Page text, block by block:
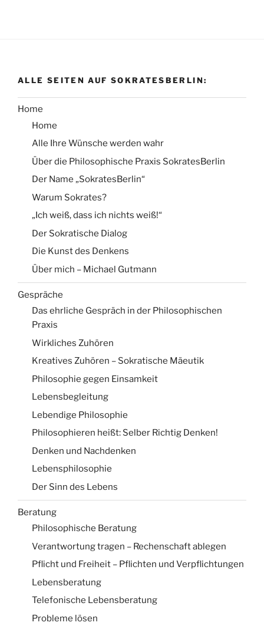
ALLE SEITEN AUF SOKRATESBERLIN:
Home
Home
Alle Ihre Wünsche werden wahr
Über die Philosophische Praxis SokratesBerlin
Der Name „SokratesBerlin“
Warum Sokrates?
„Ich weiß, dass ich nichts weiß!“
Der Sokratische Dialog
Die Kunst des Denkens
Über mich – Michael Gutmann
Gespräche
Das ehrliche Gespräch in der Philosophischen
Praxis
Wirkliches Zuhören
Kreatives Zuhören – Sokratische Mäeutik
Philosophie gegen Einsamkeit
Lebensbegleitung
Lebendige Philosophie
Philosophieren heißt: Selber Richtig Denken!
Denken und Nachdenken
Lebensphilosophie
Der Sinn des Lebens
Beratung
Philosophische Beratung
Verantwortung tragen – Rechenschaft ablegen
Pflicht und Freiheit – Pflichten und Verpflichtungen
Lebensberatung
Telefonische Lebensberatung
Probleme lösen